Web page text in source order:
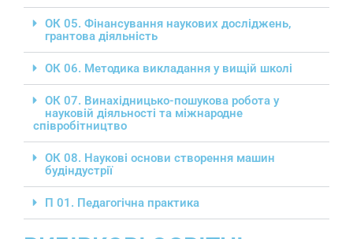
ОК 05. Фінансування наукових досліджень,
грантова діяльність
ОК 06. Методика викладання у вищій школі
ОК 07. Винахідницько-пошукова робота у
науковій діяльності та міжнародне
співробітництво
ОК 08. Наукові основи створення машин
будіндустрії
П 01. Педагогічна практика